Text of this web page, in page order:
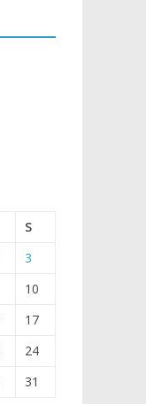
S
3
10
17
24
31